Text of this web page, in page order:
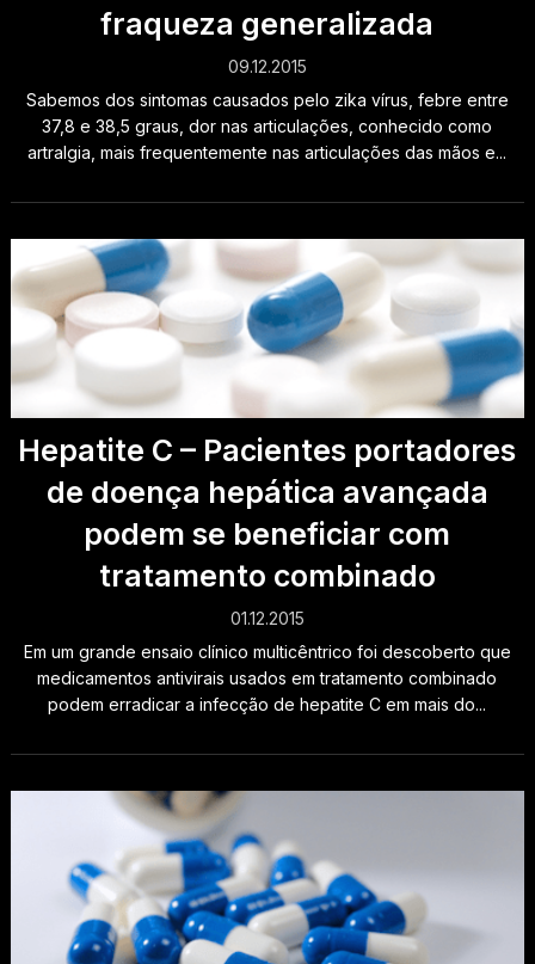
fraqueza generalizada
09.12.2015
Sabemos dos sintomas causados pelo zika vírus, febre entre
37,8 e 38,5 graus, dor nas articulações, conhecido como
artralgia, mais frequentemente nas articulações das mãos e...
Hepatite C – Pacientes portadores
de doença hepática avançada
podem se beneficiar com
tratamento combinado
01.12.2015
Em um grande ensaio clínico multicêntrico foi descoberto que
medicamentos antivirais usados em tratamento combinado
podem erradicar a infecção de hepatite C em mais do...